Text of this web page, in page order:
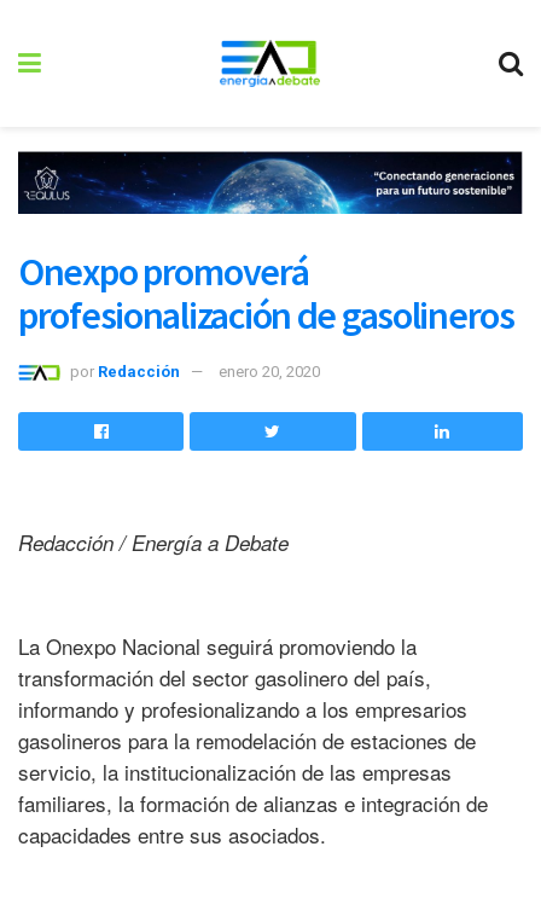
Onexpo promoverá
profesionalización de gasolineros
por Redacción enero 20, 2020
Redacción / Energía a Debate
La Onexpo Nacional seguirá promoviendo la
transformación del sector gasolinero del país,
informando y profesionalizando a los empresarios
gasolineros para la remodelación de estaciones de
servicio, la institucionalización de las empresas
familiares, la formación de alianzas e integración de
capacidades entre sus asociados.